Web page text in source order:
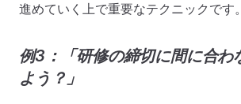
進めていく上で重要なテクニックです。
例3：「研修の締切に間に合わ
よう？」